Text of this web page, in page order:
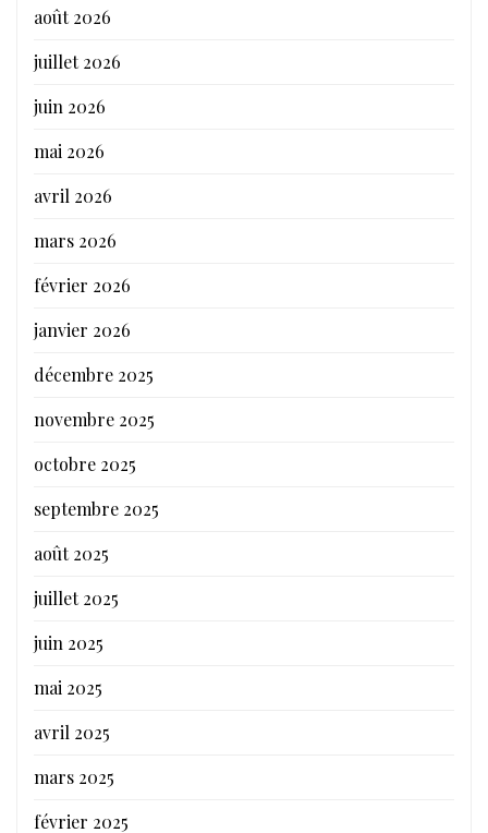
août 2026
juillet 2026
juin 2026
mai 2026
avril 2026
mars 2026
février 2026
janvier 2026
décembre 2025
novembre 2025
octobre 2025
septembre 2025
août 2025
juillet 2025
juin 2025
mai 2025
avril 2025
mars 2025
février 2025